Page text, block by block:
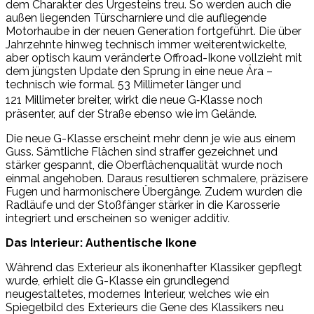
dem Charakter des Urgesteins treu. So werden auch die
außen liegenden Türscharniere und die aufliegende
Motorhaube in der neuen Generation fortgeführt. Die über
Jahrzehnte hinweg technisch immer weiterentwickelte,
aber optisch kaum veränderte Offroad-Ikone vollzieht mit
dem jüngsten Update den Sprung in eine neue Ära –
technisch wie formal. 53 Millimeter länger und
121 Millimeter breiter, wirkt die neue G‑Klasse noch
präsenter, auf der Straße ebenso wie im Gelände.
Die neue G-Klasse erscheint mehr denn je wie aus einem
Guss. Sämtliche Flächen sind straffer gezeichnet und
stärker gespannt, die Oberflächenqualität wurde noch
einmal angehoben. Daraus resultieren schmalere, präzisere
Fugen und harmonischere Übergänge. Zudem wurden die
Radläufe und der Stoßfänger stärker in die Karosserie
integriert und erscheinen so weniger additiv.
Das Interieur: Authentische Ikone
Während das Exterieur als ikonenhafter Klassiker gepflegt
wurde, erhielt die G-Klasse ein grundlegend
neugestaltetes, modernes Interieur, welches wie ein
Spiegelbild des Exterieurs die Gene des Klassikers neu